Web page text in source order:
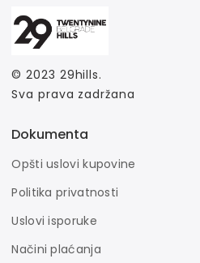
© 2023 29hills.
Sva prava zadržana
Dokumenta
Opšti uslovi kupovine
Politika privatnosti
Uslovi isporuke
Načini plaćanja